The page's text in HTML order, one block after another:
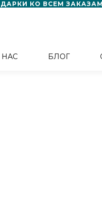
КО ВСЕМ ЗАКАЗАМ
БЛОГ